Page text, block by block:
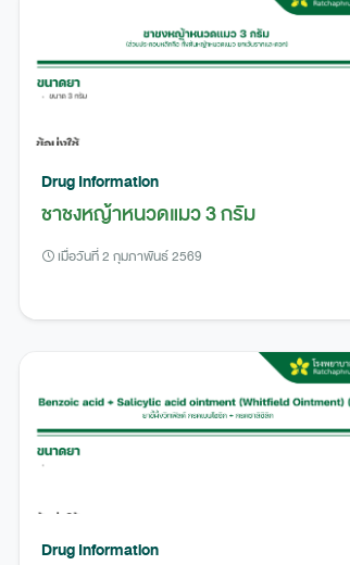
Drug Information
ชาชงหญ้าหนวดแมว 3 กรัม
เมื่อวันที่ 2 กุมภาพันธ์ 2569
Drug Information